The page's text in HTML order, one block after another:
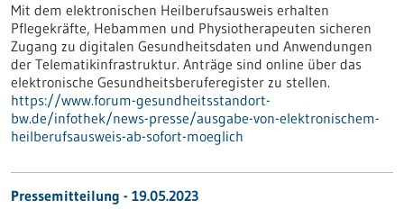
Mit dem elektronischen Heilberufsausweis erhalten
Pflegekräfte, Hebammen und Physiotherapeuten sicheren
Zugang zu digitalen Gesundheitsdaten und Anwendungen
der Telematikinfrastruktur. Anträge sind online über das
elektronische Gesundheitsberuferegister zu stellen.
https://www.forum-gesundheitsstandort-
bw.de/infothek/news-presse/ausgabe-von-elektronischem-
heilberufsausweis-ab-sofort-moeglich
Pressemitteilung - 19.05.2023